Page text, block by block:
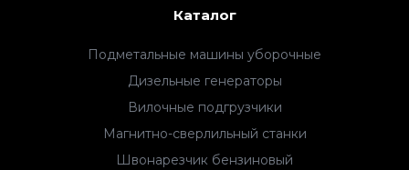
Каталог
Подметальные машины уборочные
Дизельные генераторы
Вилочные подгрузчики
Магнитно-сверлильный станки
Швонарезчик бензиновый